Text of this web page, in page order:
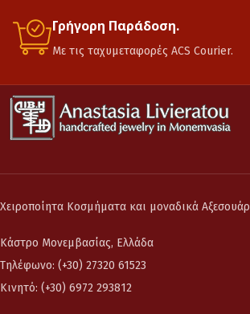
Γρήγορη Παράδοση.
Με τις ταχυμεταφορές ACS Courier.
Χειροποίητα Κοσμήματα και μοναδικά Αξεσουάρ
Κάστρο Μονεμβασίας, Ελλάδα
Τηλέφωνο: (+30) 27320 61523
Κινητό: (+30) 6972 293812